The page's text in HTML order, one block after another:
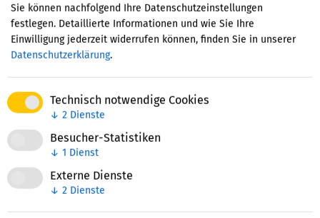
Sie können nachfolgend Ihre Datenschutzeinstellungen
festlegen. Detaillierte Informationen und wie Sie Ihre
Einwilligung jederzeit widerrufen können, finden Sie in unserer
Datenschutzerklärung.
Technisch notwendige Cookies
↓ 2 Dienste
Besucher-Statistiken
↓ 1 Dienst
Externe Dienste
↓ 2 Dienste
statt.
Alle Informationenfinden Sie hier.
Zuletzt bearbeitet: 25. April 2024